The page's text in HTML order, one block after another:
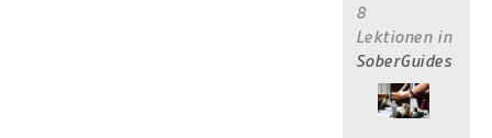
8
Lektionen in
SoberGuides